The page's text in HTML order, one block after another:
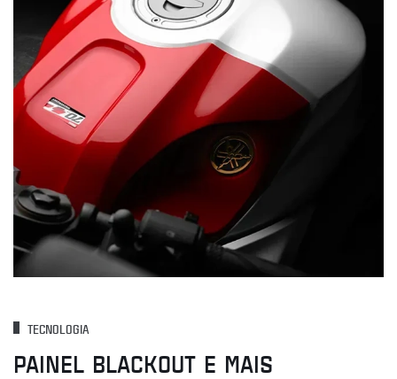
TECNOLOGIA
PAINEL BLACKOUT E MAIS